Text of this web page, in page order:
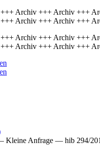
Archiv +++ Archiv +++
Archiv +++ Archiv +++
Archiv +++ Archiv +++
Archiv +++ Archiv +++
Kleine Anfrage — hib 294/